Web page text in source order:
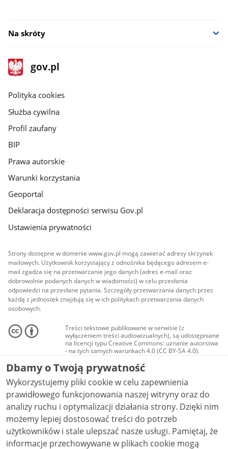
Na skróty
stopka
gov.pl
Strona
gov.pl
gov.pl
Polityka cookies
Służba cywilna
Profil zaufany
BIP
Prawa autorskie
Warunki korzystania
Geoportal
Deklaracja dostępności serwisu Gov.pl
Ustawienia prywatności
Strony dostępne w domenie www.gov.pl mogą zawierać adresy skrzynek
mailowych. Użytkownik korzystający z odnośnika będącego adresem e-
mail zgadza się na przetwarzanie jego danych (adres e-mail oraz
dobrowolnie podanych danych w wiadomości) w celu przesłania
odpowiedzi na przesłane pytania. Szczegóły przetwarzania danych przez
każdą z jednostek znajdują się w ich politykach przetwarzania danych
osobowych.
Treści tekstowe publikowane w serwisie (z
wyłączeniem treści audiowizualnych), są udostępniane
na licencji typu Creative Commons: uznanie autorstwa
- na tych samych warunkach 4.0 (CC BY-SA 4.0).
Materiały audiowizualne, w tym zdjęcia, materiały
audio i wideo, są udostępniane na licencji typu
Creative Commons: uznanie autorstwa użycie
niekomercyjne - bez utworów zależnych 4.0 (CC BY-
NC-ND 4.0), o ile nie jest to stwierdzone inaczej.
Dbamy o Twoją prywatność
Wykorzystujemy pliki cookie w celu zapewnienia
prawidłowego funkcjonowania naszej witryny oraz do
analizy ruchu i optymalizacji działania strony. Dzięki nim
możemy lepiej dostosować treści do potrzeb
użytkowników i stale ulepszać nasze usługi. Pamiętaj, że
informacje przechowywane w plikach cookie mogą